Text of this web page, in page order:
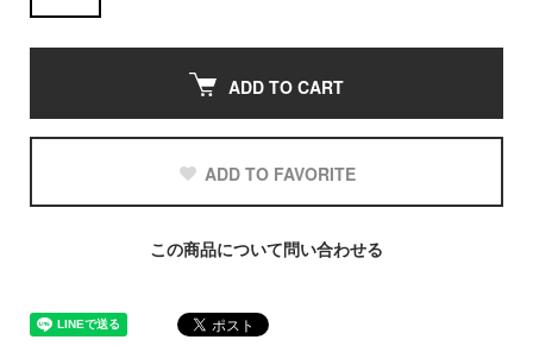
ADD TO CART
ADD TO FAVORITE
この商品について問い合わせる